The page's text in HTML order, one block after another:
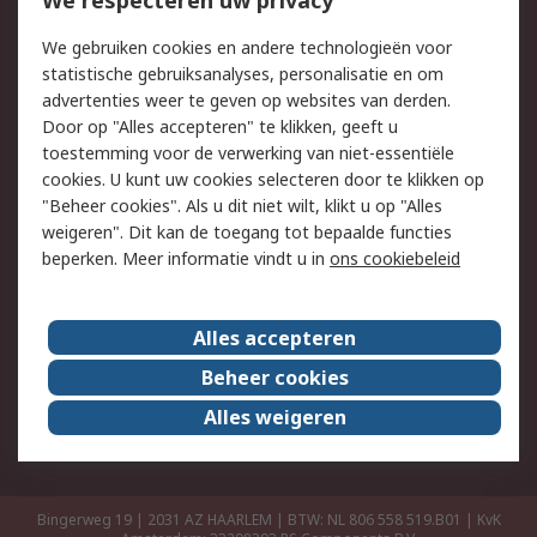
Track & Trace
Wettelijk
Cookiebeleid
Email veiligheid
Privacybeleid
Websitevoorwaarden
Algemene
verkoopvoorwaarden
Over RS
RS Group
Over ons
RS wereldwijd
Werken bij RS
ESG
Bingerweg 19 | 2031 AZ HAARLEM | BTW: NL 806 558 519.B01 | KvK
We gebruiken cookies en andere technologieën voor
statistische gebruiksanalyses, personalisatie en om
advertenties weer te geven op websites van derden.
Door op "Alles accepteren" te klikken, geeft u
toestemming voor de verwerking van niet-essentiële
cookies. U kunt uw cookies selecteren door te klikken op
"Beheer cookies". Als u dit niet wilt, klikt u op "Alles
weigeren". Dit kan de toegang tot bepaalde functies
beperken. Meer informatie vindt u in ons cookiebeleid
Alles accepteren
Beheer cookies
Alles weigeren